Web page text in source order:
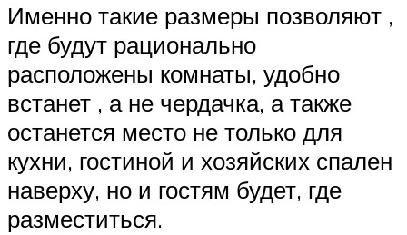
Именно такие размеры позволяют ,
где будут рационально
расположены комнаты, удобно
встанет , а не чердачка, а также
останется место не только для
кухни, гостиной и хозяйских спален
наверху, но и гостям будет, где
разместиться.